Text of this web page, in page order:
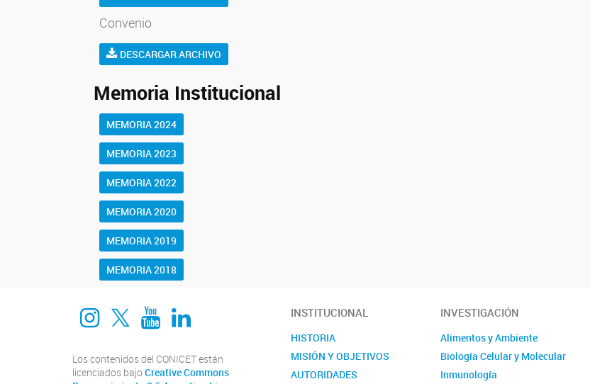
Convenio
DESCARGAR ARCHIVO
Memoria Institucional
MEMORIA 2024
MEMORIA 2023
MEMORIA 2022
MEMORIA 2020
MEMORIA 2019
MEMORIA 2018
Instagram
twitterYoutube
Linkedin
Los contenidos del CONICET están
licenciados bajo Creative Commons
INSTITUCIONAL
HISTORIA
MISIÓN Y OBJETIVOS
AUTORIDADES
INVESTIGACIÓN
Alimentos y Ambiente
Biología Celular y Molecular
Inmunología